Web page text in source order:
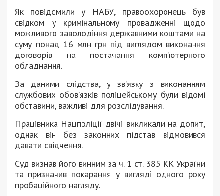
Як повідомили у НАБУ, правоохоронець був
свідком у кримінальному провадженні щодо
можливого заволодіння державними коштами на
суму понад 16 млн грн під виглядом виконання
договорів на постачання комп’ютерного
обладнання.
За даними слідства, у зв’язку з виконанням
службових обов’язків поліцейському були відомі
обставини, важливі для розслідування.
Працівника Нацполіції двічі викликали на допит,
однак він без законних підстав відмовився
давати свідчення.
Суд визнав його винним за ч. 1 ст. 385 КК України
та призначив покарання у вигляді одного року
пробаційного нагляду.